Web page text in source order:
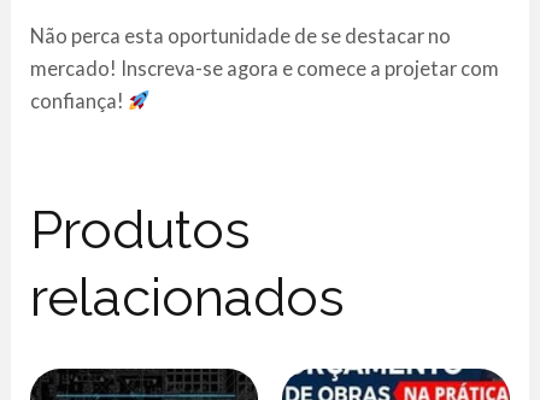
Não perca esta oportunidade de se destacar no
mercado! Inscreva-se agora e comece a projetar com
confiança!
Produtos
relacionados